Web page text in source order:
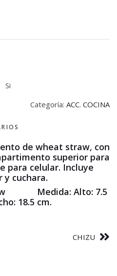
Si
Categoría: ACC. COCINA
de wheat straw, con
superior para
para celular. Incluye
y cuchara.
Medida: Alto: 7.5
18.5 cm.
CHIZU